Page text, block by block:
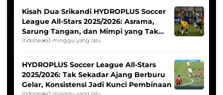
Kisah Dua Srikandi HYDROPLUS Soccer
League All-Stars 2025/2026: Asrama,
Sarung Tangan, dan Mimpi yang Tak
Pernah Padam
Indonesia3 minggu yang lalu
HYDROPLUS Soccer League All-Stars
2025/2026: Tak Sekadar Ajang Berburu
Gelar, Konsistensi Jadi Kunci Pembinaan